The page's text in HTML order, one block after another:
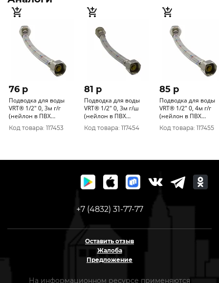
76 p
Подводка для воды
VRT® 1/2" 0, 3м г/г
(нейлон в ПВХ
оболочке)
Код товара: 117453
81 p
Подводка для воды
VRT® 1/2" 0, 3м г/ш
(нейлон в ПВХ
оболочке)
Код товара: 117454
85 p
Подводка для воды
VRT® 1/2" 0, 4м г/г
(нейлон в ПВХ
оболочке)
Код товара: 117455
+7 (4832) 31-77-77
Оставить отзыв
Жалоба
Предложение
На информационном ресурсе применяются